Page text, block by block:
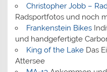
Christopher Jobb –
Radsportfotos und noch
Frankenstein Bikes
und handgefertigte
King of the LakeDas
Attersee